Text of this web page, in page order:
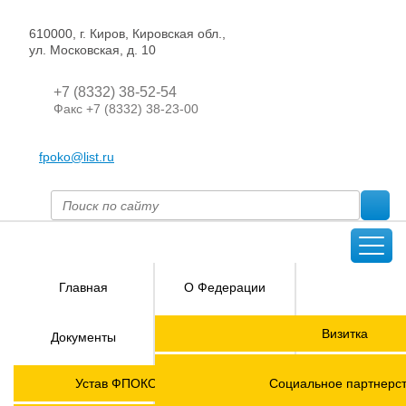
610000, г. Киров, Кировская обл.,
ул. Московская, д. 10
+7 (8332) 38-52-54
Факс +7 (8332) 38-23-00
fpoko@list.ru
Главная О Федерации
Визитка
Документы
Устав ФПОКО с изменениями от 2026 года
Социальное
Членские